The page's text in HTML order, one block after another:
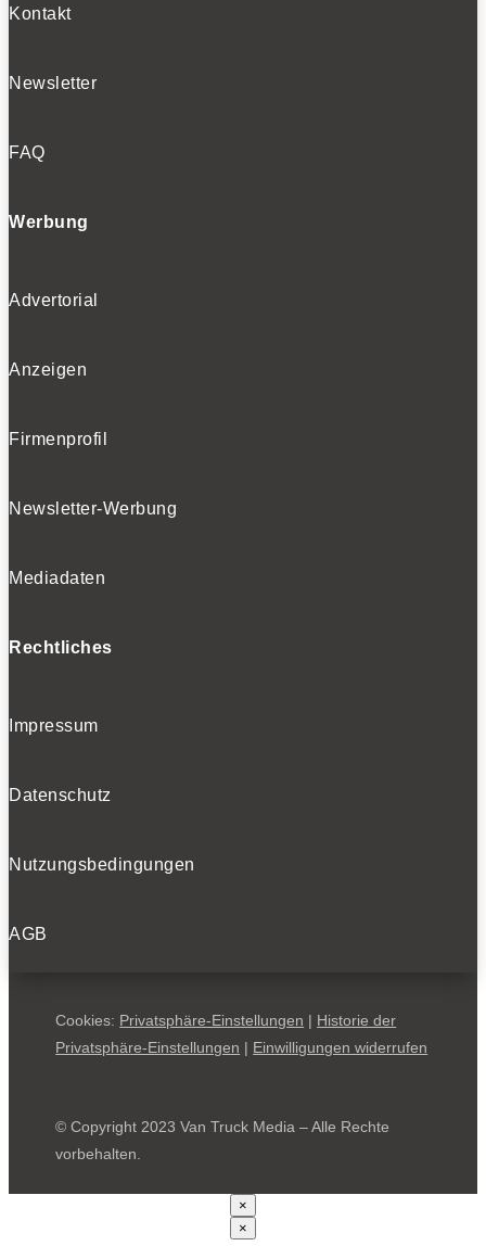
Kontakt
Newsletter
FAQ
Werbung
Advertorial
Anzeigen
Firmenprofil
Newsletter-Werbung
Mediadaten
Rechtliches
Impressum
Datenschutz
Nutzungsbedingungen
AGB
Cookies: Privatsphäre-Einstellungen | Historie der
Privatsphäre-Einstellungen | Einwilligungen widerrufen
© Copyright 2023 Van Truck Media – Alle Rechte
vorbehalten.
×
×